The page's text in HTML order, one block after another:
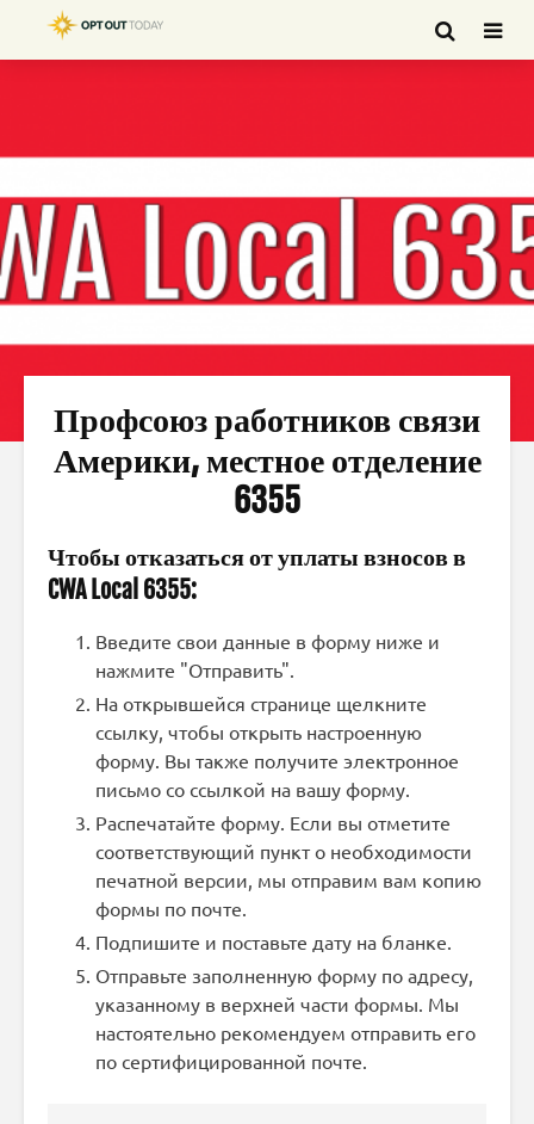
Профсоюз работников связи
Америки, местное отделение
6355
Чтобы отказаться от уплаты взносов в
CWA Local 6355:
Введите свои данные в форму ниже и
нажмите "Отправить".
На открывшейся странице щелкните
ссылку, чтобы открыть настроенную
форму. Вы также получите электронное
письмо со ссылкой на вашу форму.
Распечатайте форму. Если вы отметите
соответствующий пункт о необходимости
печатной версии, мы отправим вам копию
формы по почте.
Подпишите и поставьте дату на бланке.
Отправьте заполненную форму по адресу,
указанному в верхней части формы. Мы
настоятельно рекомендуем отправить его
по сертифицированной почте.